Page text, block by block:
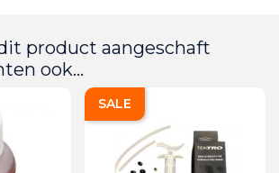
product aangeschaft
ook...
SALE